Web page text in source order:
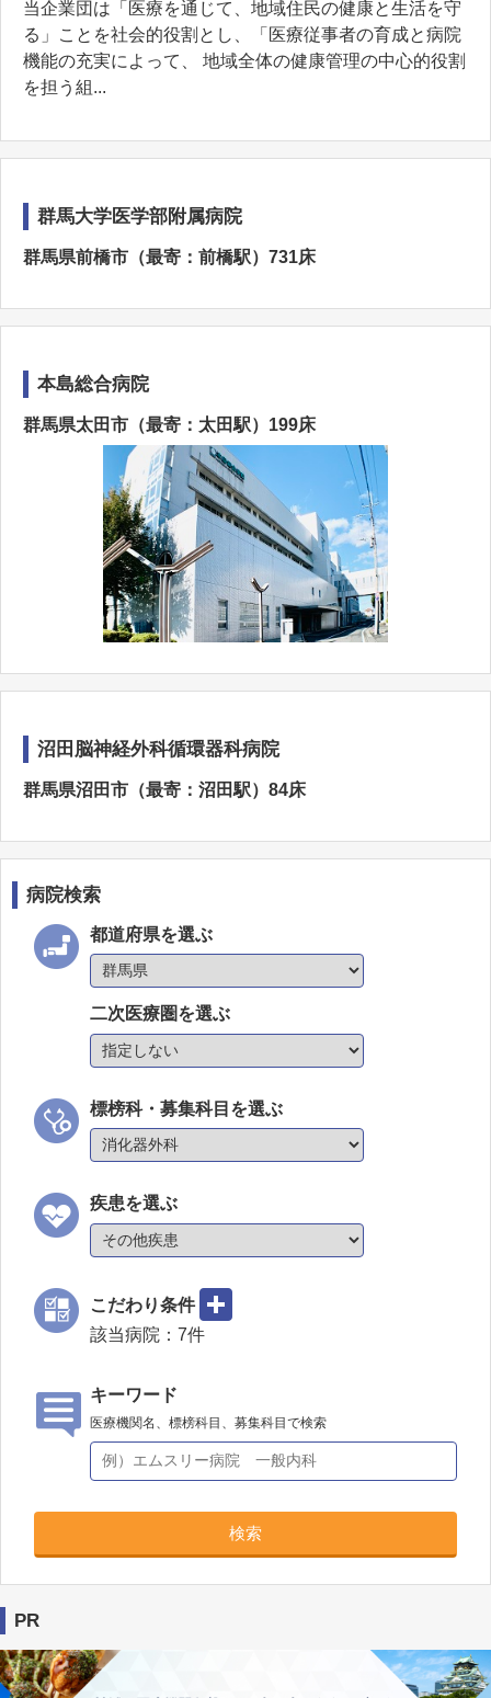
当企業団は「医療を通じて、地域住民の健康と生活を守
る」ことを社会的役割とし、「医療従事者の育成と病院
機能の充実によって、 地域全体の健康管理の中心的役割
を担う組...
群馬大学医学部附属病院
群馬県前橋市（最寄：前橋駅）731床
本島総合病院
群馬県太田市（最寄：太田駅）199床
沼田脳神経外科循環器科病院
群馬県沼田市（最寄：沼田駅）84床
病院検索
都道府県を選ぶ
二次医療圏を選ぶ
標榜科・募集科目を選ぶ
疾患を選ぶ
こだわり条件
該当病院： 7件
キーワード
医療機関名、標榜科目、募集科目で検索
検索
PR